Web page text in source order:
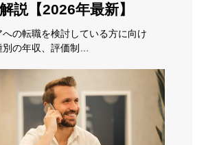
説【2026年最新】
の転職を検討している方に向け
の年収、評価制…